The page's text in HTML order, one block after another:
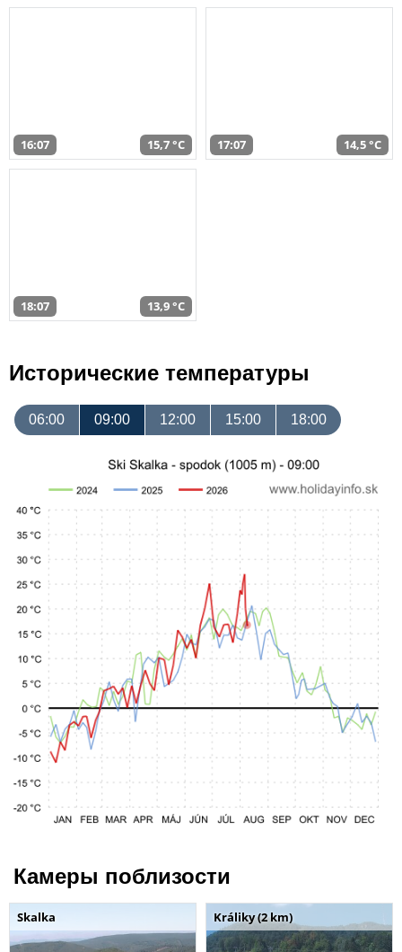
16:07 15,7 °C 17:07 14,5 °C
18:07 13,9 °C
Исторические температуры
06:00 09:00 12:00 15:00 18:00
Камеры поблизости
Skalka Králiky (2 km)